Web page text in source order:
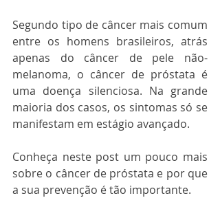
Segundo tipo de câncer mais comum
entre os homens brasileiros, atrás
apenas do câncer de pele não-
melanoma, o câncer de próstata é
uma doença silenciosa. Na grande
maioria dos casos, os sintomas só se
manifestam em estágio avançado.
Conheça neste post um pouco mais
sobre o câncer de próstata e por que
a sua prevenção é tão importante.